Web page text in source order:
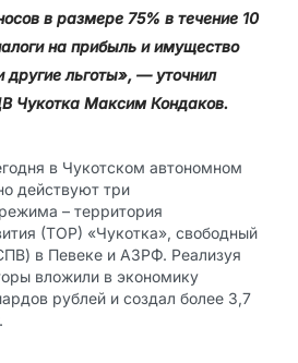
в размере 75% в течение 10
на прибыль и имущество
другие льготы», — уточнил
Чукотка Максим Кондаков.
в Чукотском автономном
действуют три
– территория
(ТОР) «Чукотка», свободный
в Певеке и АЗРФ. Реализуя
вложили в экономику
рублей и создал более 3,7